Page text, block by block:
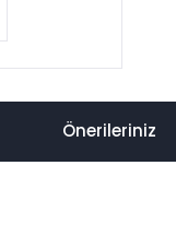
Önerileriniz